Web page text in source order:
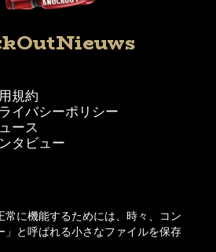
規約
イバシーポリシー
ース
タビュー
常に機能するためには、時々、コン
」と呼ばれる小さなファイルを保存